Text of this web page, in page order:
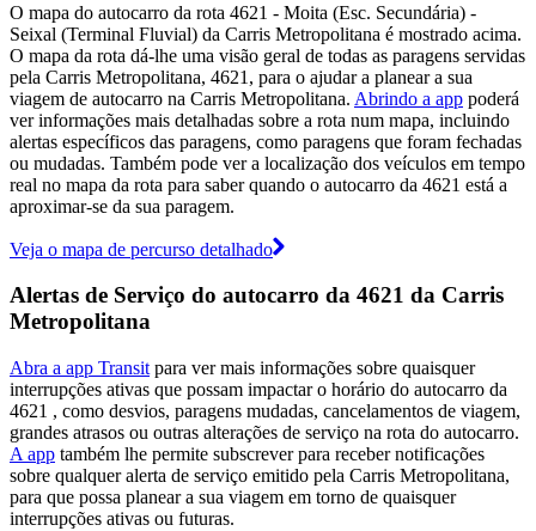
O mapa do autocarro da rota 4621 - Moita (Esc. Secundária) -
Seixal (Terminal Fluvial) da Carris Metropolitana é mostrado acima.
O mapa da rota dá-lhe uma visão geral de todas as paragens servidas
pela Carris Metropolitana, 4621, para o ajudar a planear a sua
viagem de autocarro na Carris Metropolitana. Abrindo a app poderá
ver informações mais detalhadas sobre a rota num mapa, incluindo
alertas específicos das paragens, como paragens que foram fechadas
ou mudadas. Também pode ver a localização dos veículos em tempo
real no mapa da rota para saber quando o autocarro da 4621 está a
aproximar-se da sua paragem.
Veja o mapa de percurso detalhado
Alertas de Serviço do autocarro da 4621 da Carris
Metropolitana
Abra a app Transit para ver mais informações sobre quaisquer
interrupções ativas que possam impactar o horário do autocarro da
4621 , como desvios, paragens mudadas, cancelamentos de viagem,
grandes atrasos ou outras alterações de serviço na rota do autocarro.
A app também lhe permite subscrever para receber notificações
sobre qualquer alerta de serviço emitido pela Carris Metropolitana,
para que possa planear a sua viagem em torno de quaisquer
interrupções ativas ou futuras.